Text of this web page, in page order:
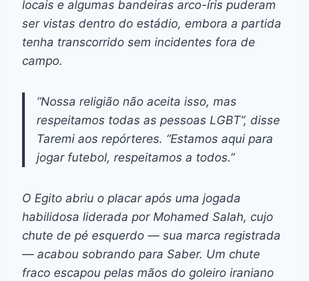
locais e algumas bandeiras arco-íris puderam
ser vistas dentro do estádio, embora a partida
tenha transcorrido sem incidentes fora de
campo.
“Nossa religião não aceita isso, mas
respeitamos todas as pessoas LGBT”, disse
Taremi aos repórteres. “Estamos aqui para
jogar futebol, respeitamos a todos.”
O Egito abriu o placar após uma jogada
habilidosa liderada por Mohamed Salah, cujo
chute de pé esquerdo — sua marca registrada
— acabou sobrando para Saber. Um chute
fraco escapou pelas mãos do goleiro iraniano